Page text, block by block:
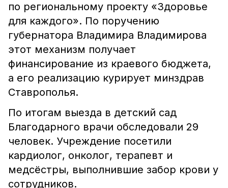
по региональному проекту «Здоровье
для каждого». По поручению
губернатора Владимира Владимирова
этот механизм получает
финансирование из краевого бюджета,
а его реализацию курирует минздрав
Ставрополья.
По итогам выезда в детский сад
Благодарного врачи обследовали 29
человек. Учреждение посетили
кардиолог, онколог, терапевт и
медсёстры, выполнившие забор крови у
сотрудников.